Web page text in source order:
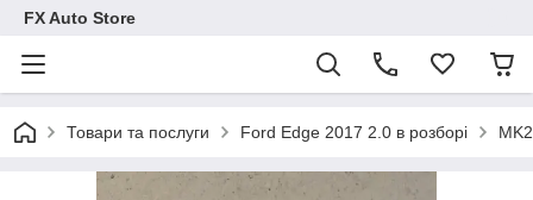
FX Auto Store
Товари та послуги Ford Edge 2017 2.0 в розборі